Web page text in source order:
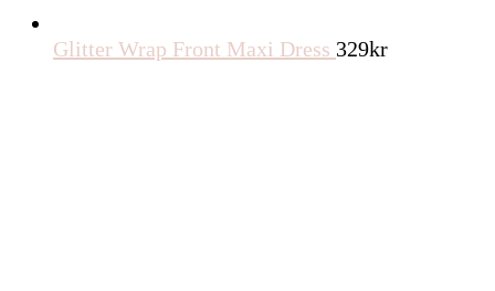
Glitter Wrap Front Maxi Dress 329kr